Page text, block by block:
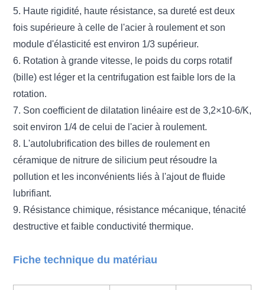
5. Haute rigidité, haute résistance, sa dureté est deux
fois supérieure à celle de l'acier à roulement et son
module d'élasticité est environ 1/3 supérieur.
6. Rotation à grande vitesse, le poids du corps rotatif
(bille) est léger et la centrifugation est faible lors de la
rotation.
7. Son coefficient de dilatation linéaire est de 3,2×10-6/K,
soit environ 1/4 de celui de l'acier à roulement.
8. L'autolubrification des billes de roulement en
céramique de nitrure de silicium peut résoudre la
pollution et les inconvénients liés à l'ajout de fluide
lubrifiant.
9. Résistance chimique, résistance mécanique, ténacité
destructive et faible conductivité thermique.
Fiche technique du matériau